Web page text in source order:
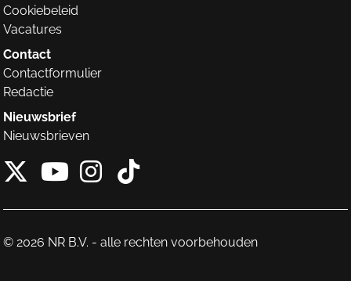
Cookiebeleid
Vacatures
Contact
Contactformulier
Redactie
Nieuwsbrief
Nieuwsbrieven
X van NieuwRechts
Instagram van
Tiktok van
© 2026 NR B.V. - alle rechten voorbehouden